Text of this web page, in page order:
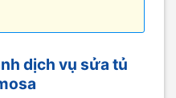
dịch vụ sửa tủ